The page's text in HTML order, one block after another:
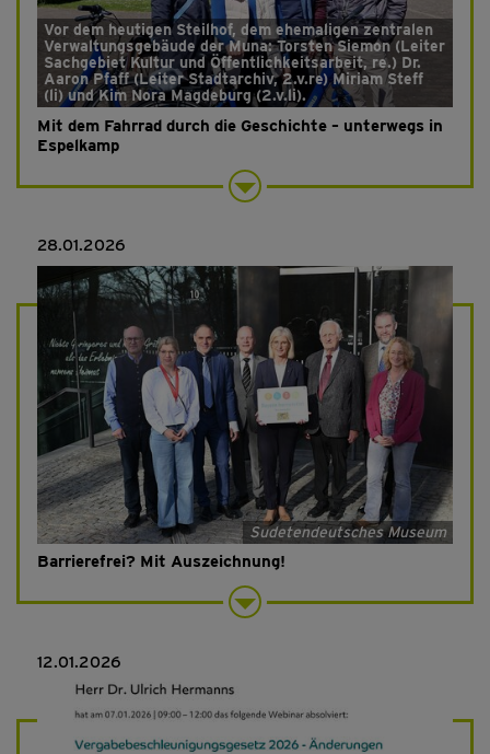
Vor dem heutigen Steilhof, dem ehemaligen zentralen
Verwaltungsgebäude der Muna: Torsten Siemon (Leiter
Sachgebiet Kultur und Öffentlichkeitsarbeit, re.) Dr.
Aaron Pfaff (Leiter Stadtarchiv, 2.v.re) Miriam Steff
(li) und Kim Nora Magdeburg (2.v.li).
Mit dem Fahrrad durch die Geschichte – unterwegs in
Espelkamp
28.01.2026
Sudetendeutsches Museum
Barrierefrei? Mit Auszeichnung!
12.01.2026